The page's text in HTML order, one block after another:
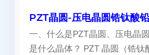
PZT晶圆-压电晶圆锆钛酸
一、什么是PZT晶圆、压电晶
是什么晶体？ PZT 晶圆（锆钛